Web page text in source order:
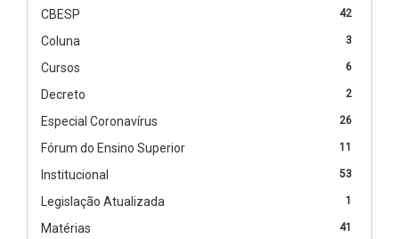
42
CBESP
3
Coluna
6
Cursos
2
Decreto
26
Especial Coronavírus
11
Fórum do Ensino Superior
53
Institucional
1
Legislação Atualizada
41
Matérias